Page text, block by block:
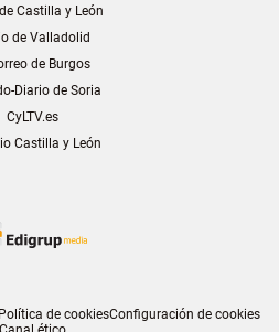
Castilla y León
de Valladolid
de Burgos
Diario de Soria
CyLTV.es
Castilla y León
Política de cookiesConfiguración de cookies